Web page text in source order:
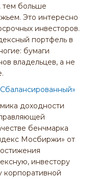
тем больше
Это интересно
инвесторов.
портфель в
бумаги
владельцев, а не
доходности
бенчмарка
Мосбиржи» от
инвестору
корпоративной